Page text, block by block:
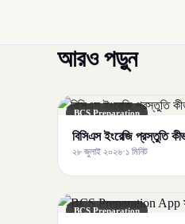
আরও পড়ুন
BCS Preparation
বিসিএস ইংরেজি
২৮ জুলাই ২০২৬·১ মিনিট
BCS Preparation